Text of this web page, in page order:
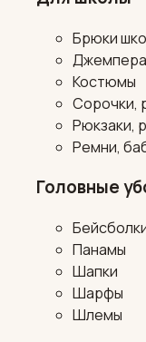
Брюки
Костюмы
Сорочки,
Рюкзаки,
Ремни,
Головные
Панамы
Шапки
Шарфы
Шлемы